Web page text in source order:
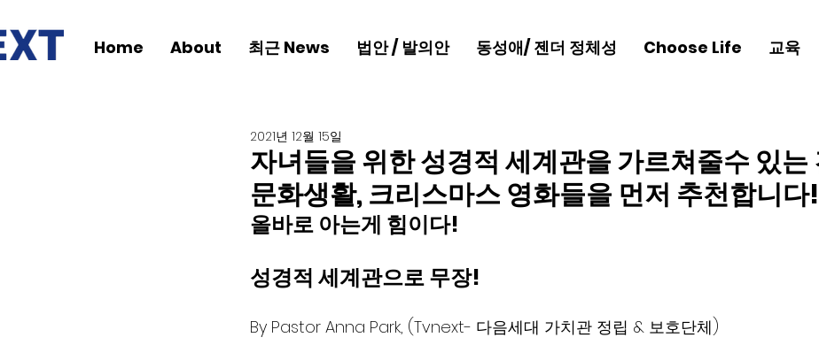
Home About 최근 News 법안 / 발의안 동성애/ 젠더 정체성 Choose Life 교육
자녀들을 위한 성경적 세계관을 가르쳐줄수 있는
문화생활, 크리스마스 영화들을 먼저 추천합니다!
2021년 12월 15일
올바로 아는게 힘이다!
성경적 세계관으로 무장!
By Pastor Anna Park, (Tvnext- 다음세대 가치관 정립 & 보호단체)